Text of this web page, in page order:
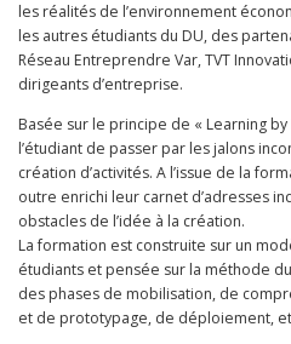
les réalités de l’environnement
les autres étudiants du DU, des
Réseau Entreprendre Var, TVT
dirigeants d’entreprise.
Basée sur le principe de « Learning
l’étudiant de passer par les jalons
création d’activités. A l’issue de la
outre enrichi leur carnet d’adresses
obstacles de l’idée à la création.
La formation est construite sur un
étudiants et pensée sur la méthode
des phases de mobilisation, de
et de prototypage, de déploiement,